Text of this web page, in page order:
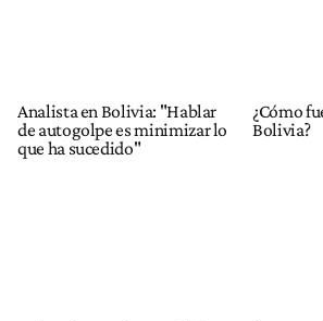
Analista en Bolivia: "Hablar
de autogolpe es minimizar lo
que ha sucedido"
¿Cómo
Bolivia?